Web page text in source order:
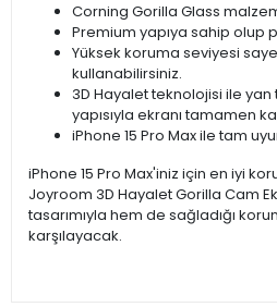
Corning Gorilla Glass
Premium yapıya sahip olup
Yüksek koruma seviyesi
kullanabilirsiniz.
3D Hayalet teknolojisi ile
yapısıyla ekranı tamamen
iPhone 15 Pro Max ile tam
iPhone 15 Pro Max'iniz için en iyi
Joyroom 3D Hayalet Gorilla Cam
tasarımıyla hem de sağladığı
karşılayacak.